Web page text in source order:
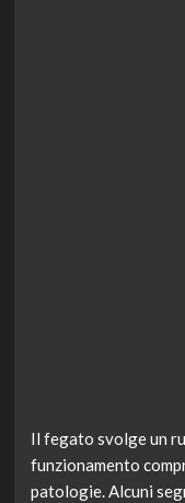
Il fegato svolge un
funzionamento
patologie. Alcuni